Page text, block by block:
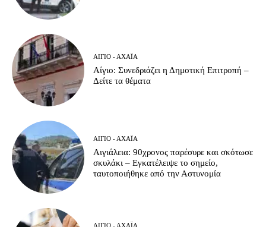
ΑΊΓΙΟ - ΑΧΑΪ́Α
Αίγιο: Συνεδριάζει η Δημοτική Επιτροπή –
Δείτε τα θέματα
ΑΊΓΙΟ - ΑΧΑΪ́Α
Αιγιάλεια: 90χρονος παρέσυρε και σκότωσε
σκυλάκι – Εγκατέλειψε το σημείο,
ταυτοποιήθηκε από την Αστυνομία
ΑΊΓΙΟ - ΑΧΑΪ́Α